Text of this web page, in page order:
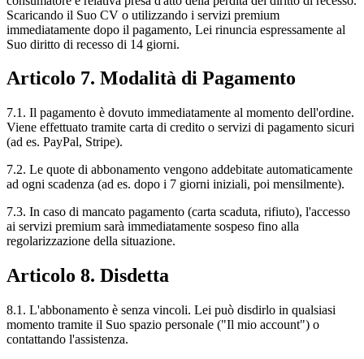
Scaricando il Suo CV o utilizzando i servizi premium
immediatamente dopo il pagamento, Lei rinuncia espressamente al
Suo diritto di recesso di 14 giorni.
Articolo 7. Modalità di Pagamento
7.1. Il pagamento è dovuto immediatamente al momento dell'ordine.
Viene effettuato tramite carta di credito o servizi di pagamento sicuri
(ad es. PayPal, Stripe).
7.2. Le quote di abbonamento vengono addebitate automaticamente
ad ogni scadenza (ad es. dopo i 7 giorni iniziali, poi mensilmente).
7.3. In caso di mancato pagamento (carta scaduta, rifiuto), l'accesso
ai servizi premium sarà immediatamente sospeso fino alla
regolarizzazione della situazione.
Articolo 8. Disdetta
8.1. L'abbonamento è senza vincoli. Lei può disdirlo in qualsiasi
momento tramite il Suo spazio personale ("Il mio account") o
contattando l'assistenza.